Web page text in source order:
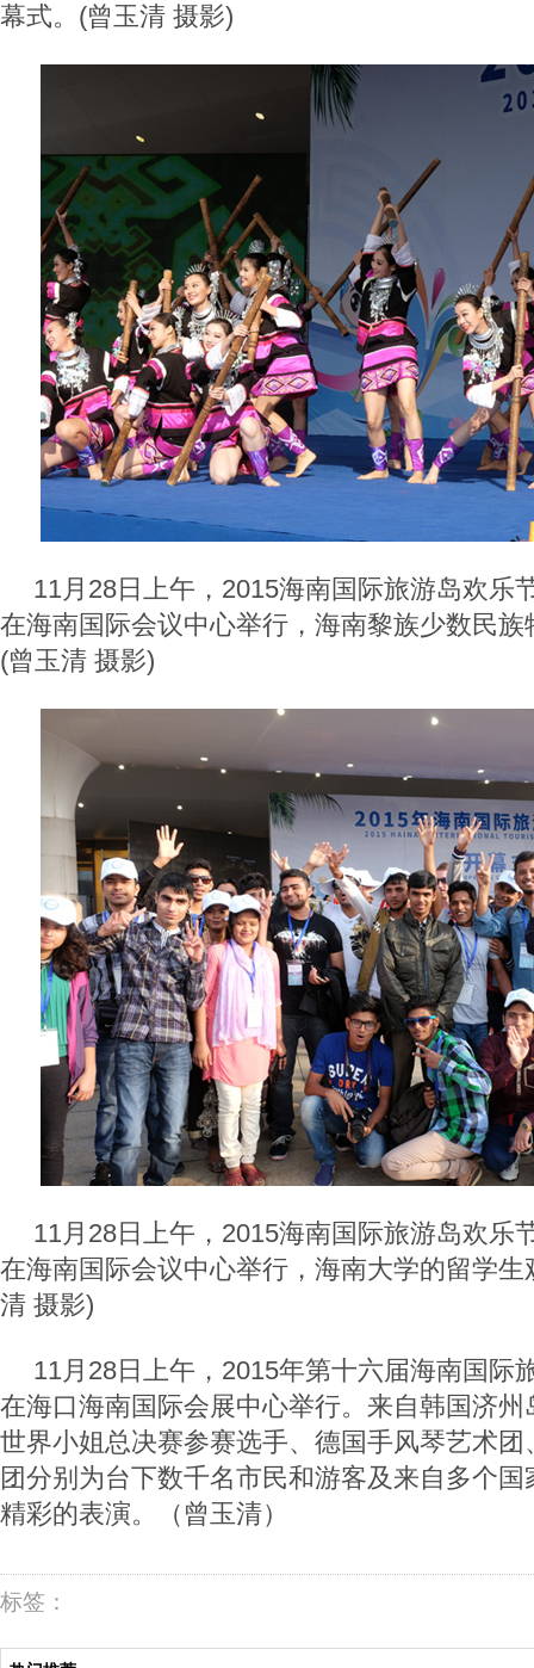
幕式。(曾玉清 摄影)
11月28日上午，2015海南国际旅游岛欢乐
在海南国际会议中心举行，海南黎族少数民
(曾玉清 摄影)
11月28日上午，2015海南国际旅游岛欢乐
在海南国际会议中心举行，海南大学的留学
清 摄影)
11月28日上午，2015年第十六届海南国际
在海口海南国际会展中心举行。来自韩国济
世界小姐总决赛参赛选手、德国手风琴艺术
团分别为台下数千名市民和游客及来自多个
精彩的表演。（曾玉清）
标签：